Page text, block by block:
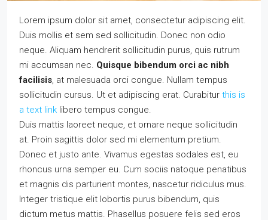
Lorem ipsum dolor sit amet, consectetur adipiscing elit.
Duis mollis et sem sed sollicitudin. Donec non odio
neque. Aliquam hendrerit sollicitudin purus, quis rutrum
mi accumsan nec. Quisque bibendum orci ac nibh
facilisis, at malesuada orci congue. Nullam tempus
sollicitudin cursus. Ut et adipiscing erat. Curabitur this is
a text link libero tempus congue.
Duis mattis laoreet neque, et ornare neque sollicitudin
at. Proin sagittis dolor sed mi elementum pretium.
Donec et justo ante. Vivamus egestas sodales est, eu
rhoncus urna semper eu. Cum sociis natoque penatibus
et magnis dis parturient montes, nascetur ridiculus mus.
Integer tristique elit lobortis purus bibendum, quis
dictum metus mattis. Phasellus posuere felis sed eros